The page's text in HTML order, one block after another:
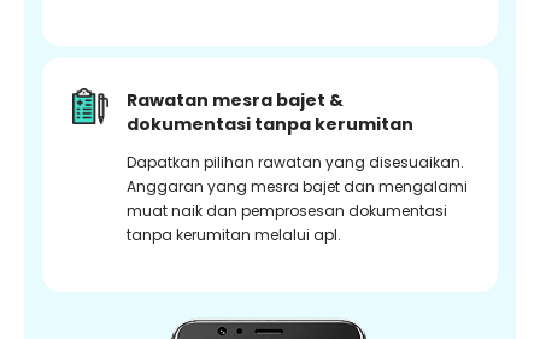
Rawatan mesra bajet &
dokumentasi tanpa kerumitan
Dapatkan pilihan rawatan yang disesuaikan.
Anggaran yang mesra bajet dan mengalami
muat naik dan pemprosesan dokumentasi
tanpa kerumitan melalui apl.